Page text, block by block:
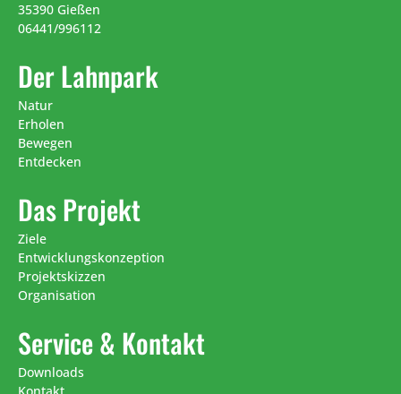
35390 Gießen
06441/996112
Der Lahnpark
Natur
Erholen
Bewegen
Entdecken
Das Projekt
Ziele
Entwicklungskonzeption
Projektskizzen
Organisation
Service & Kontakt
Downloads